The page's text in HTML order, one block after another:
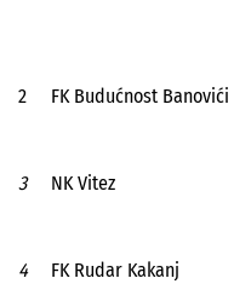
2 FK Budućnost Banovići
3 NK Vitez
4 FK Rudar Kakanj